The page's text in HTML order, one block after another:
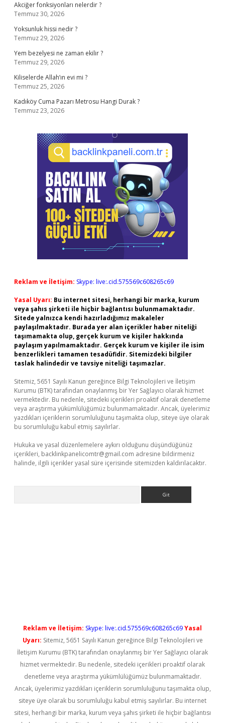
Akciğer fonksiyonları nelerdir ?
Temmuz 30, 2026
Yoksunluk hissi nedir ?
Temmuz 29, 2026
Yem bezelyesi ne zaman ekilir ?
Temmuz 29, 2026
Kiliselerde Allah’ın evi mi ?
Temmuz 25, 2026
Kadıköy Cuma Pazarı Metrosu Hangi Durak ?
Temmuz 23, 2026
Reklam ve İletişim: Skype: live:.cid.575569c608265c69
Yasal Uyarı: Bu internet sitesi, herhangi bir marka, kurum
veya şahıs şirketi ile hiçbir bağlantısı bulunmamaktadır.
Sitede yalnızca kendi hazırladığımız makaleler
paylaşılmaktadır. Burada yer alan içerikler haber niteliği
taşımamakta olup, gerçek kurum ve kişiler hakkında
paylaşım yapılmamaktadır. Gerçek kurum ve kişiler ile isim
benzerlikleri tamamen tesadüfidir. Sitemizdeki bilgiler
taslak halindedir ve tavsiye niteliği taşımazlar.
Sitemiz, 5651 Sayılı Kanun gereğince Bilgi Teknolojileri ve İletişim
Kurumu (BTK) tarafından onaylanmış bir Yer Sağlayıcı olarak hizmet
vermektedir. Bu nedenle, sitedeki içerikleri proaktif olarak denetleme
veya araştırma yükümlülüğümüz bulunmamaktadır. Ancak, üyelerimiz
yazdıkları içeriklerin sorumluluğunu taşımakta olup, siteye üye olarak
bu sorumluluğu kabul etmiş sayılırlar.
Hukuka ve yasal düzenlemelere aykırı olduğunu düşündüğünüz
içerikleri, backlinkpanelicomtr@gmail.com adresine bildirmeniz
halinde, ilgili içerikler yasal süre içerisinde sitemizden kaldırılacaktır.
Reklam ve İletişim: Skype: live:.cid.575569c608265c69Yasal
Uyarı: Sitemiz, 5651 Sayılı Kanun gereğince Bilgi Teknolojileri ve
İletişim Kurumu (BTK) tarafından onaylanmış bir Yer Sağlayıcı olarak
hizmet vermektedir. Bu nedenle, sitedeki içerikleri proaktif olarak
denetleme veya araştırma yükümlülüğümüz bulunmamaktadır.
Ancak, üyelerimiz yazdıkları içeriklerin sorumluluğunu taşımakta olup,
siteye üye olarak bu sorumluluğu kabul etmiş sayılırlar. Bu internet
sitesi, herhangi bir marka, kurum veya şahıs şirketi ile hiçbir bağlantısı